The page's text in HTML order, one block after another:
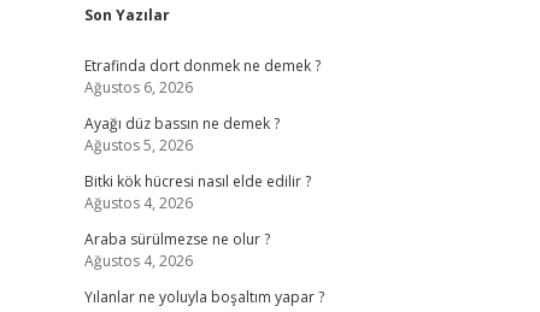
Sidebar
Son Yazılar
Etrafinda dort donmek ne demek ?
Ağustos 6, 2026
Ayağı düz bassın ne demek ?
Ağustos 5, 2026
Bitki kök hücresi nasıl elde edilir ?
Ağustos 4, 2026
Araba sürülmezse ne olur ?
Ağustos 4, 2026
Yılanlar ne yoluyla boşaltım yapar ?